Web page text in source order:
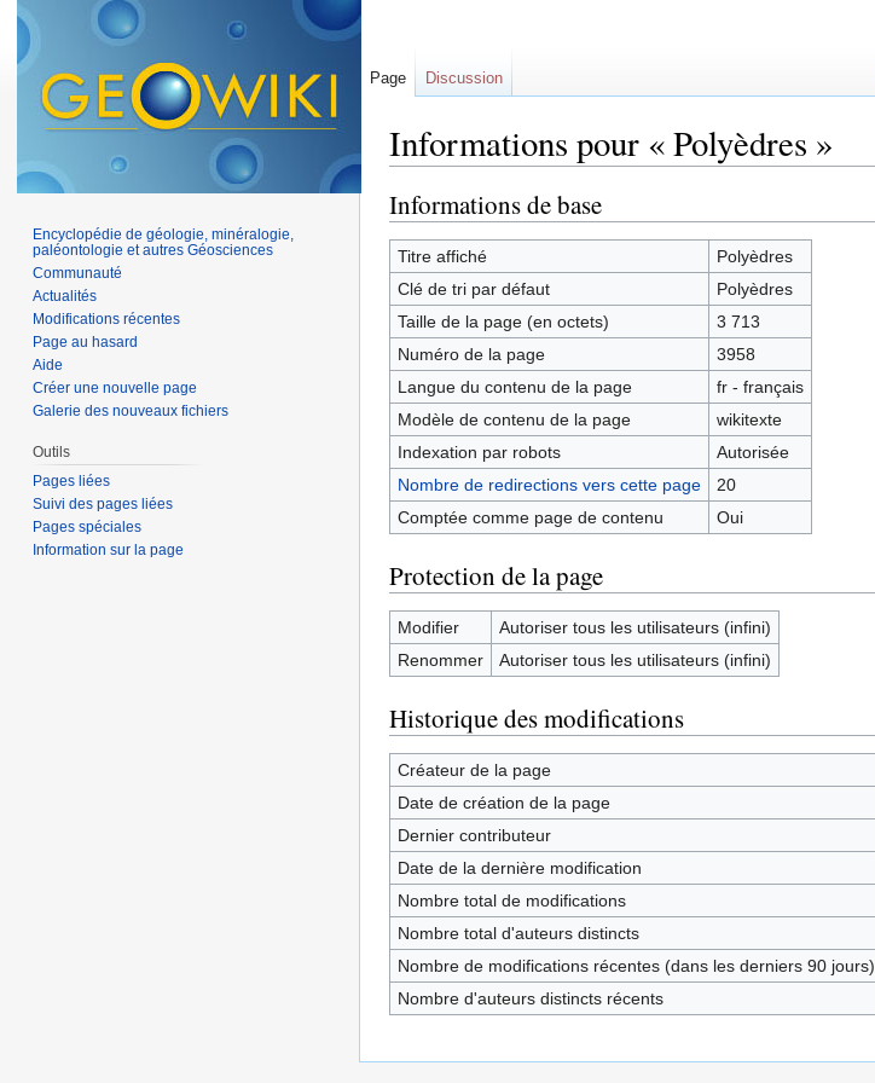
Informations pour « Polyèdres »
Informations de base
Titre affiché
Polyèdres
Clé de tri par défaut
Polyèdres
Taille de la page (en octets)
3 713
Numéro de la page
3958
Langue du contenu de la page
fr - français
Modèle de contenu de la page
wikitexte
Indexation par robots
Autorisée
Nombre de redirections vers cette page
20
Comptée comme page de contenu
Oui
Protection de la page
Modifier
Autoriser tous les utilisateurs (infini)
Renommer
Autoriser tous les utilisateurs (infini)
Historique des modifications
Créateur de la page
Date de création de la page
Dernier contributeur
Date de la dernière modification
Nombre total de modifications
Nombre total d'auteurs distincts
Nombre de modifications récentes (dans les derniers 90 jours)
Nombre d'auteurs distincts récents
Page Discussion
Encyclopédie de géologie, minéralogie,
paléontologie et autres Géosciences
Communauté
Actualités
Modifications récentes
Page au hasard
Aide
Créer une nouvelle page
Galerie des nouveaux fichiers
Outils
Pages liées
Suivi des pages liées
Pages spéciales
Information sur la page